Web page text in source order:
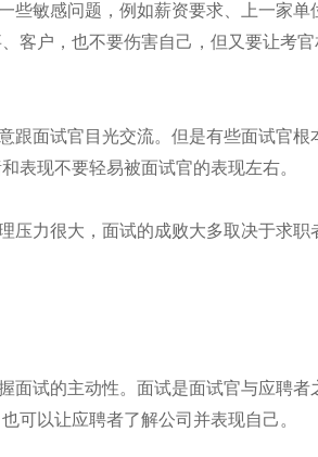
些敏感问题，例如薪资要求、上一家单
客户，也不要伤害自己，但又要让考
跟面试官目光交流。但是有些面试官
表现不要轻易被面试官的表现左右。
压力很大，面试的成败大多取决于求职
面试的主动性。面试是面试官与应聘
可以让应聘者了解公司并表现自己。